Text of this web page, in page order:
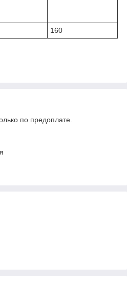
160
по предоплате.